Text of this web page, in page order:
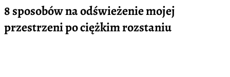
8 sposobów na odświeżenie mojej
przestrzeni po ciężkim rozstaniu